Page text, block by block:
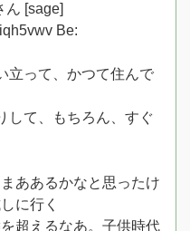
ん [sage]
Be:
立って、かつて住んで
して、もちろん、すぐ
ああるかなと思ったけ
に行く
超えるなあ。子供時代